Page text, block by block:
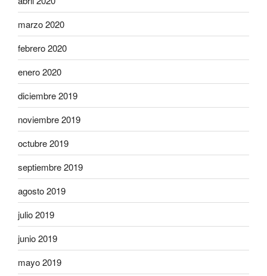
marzo 2020
febrero 2020
enero 2020
diciembre 2019
noviembre 2019
octubre 2019
septiembre 2019
agosto 2019
julio 2019
junio 2019
mayo 2019